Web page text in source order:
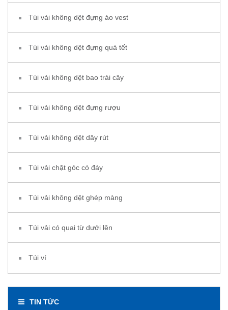
Túi vải không dệt đựng áo vest
Túi vải không dệt đựng quà tết
Túi vải không dệt bao trái cây
Túi vải không dệt đựng rượu
Túi vải không dệt dây rút
Túi vải chặt góc có đáy
Túi vải không dệt ghép màng
Túi vải có quai từ dưới lên
Túi ví
TIN TỨC